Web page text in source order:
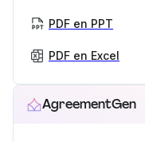
PDF en PPT
PDF en Excel
AgreementGen